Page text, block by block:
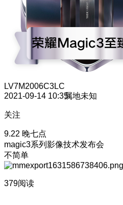
LV7M2006C3LC
2021-09-14 10:35属地未知
关注
9.22 晚七点
magic3系列影像技术发布会
不简单
379阅读